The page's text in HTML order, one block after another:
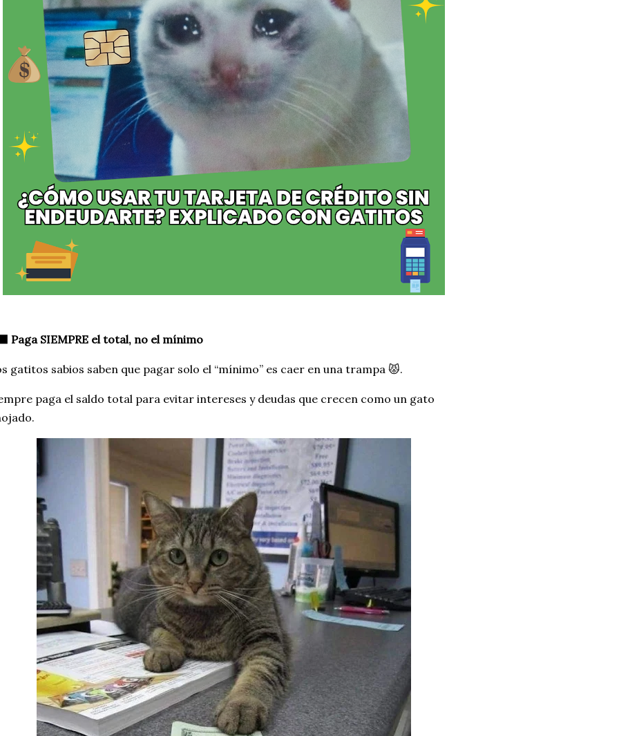
Paga SIEMPRE el total, no el mínimo
gatitos sabios saben que pagar solo el “mínimo” es caer en una trampa 😾.
paga el saldo total para evitar intereses y deudas que crecen como un gato